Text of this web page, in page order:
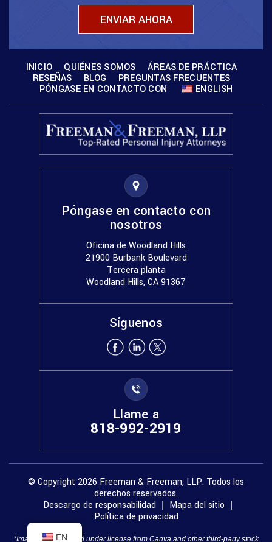
INICIO QUIÉNES SOMOS
ÁREAS DE PRÁCTICA
RESEÑAS
BLOG
PREGUNTAS FRECUENTES
PÓNGASE EN CONTACTO CON
ENGLISH
Póngase en contacto con
nosotros
Oficina de Woodland Hills
21900 Burbank Boulevard
Tercera planta
Woodland Hills, CA 91367
Síguenos
Llame a
818-992-2919
© Copyright 2026 Freeman & Freeman, LLP. Todos los
derechos reservados.
Descargo de responsabilidad
Mapa del sitio
Política de privacidad
*Images are obtained under license from Canva and other third-party stock
EN